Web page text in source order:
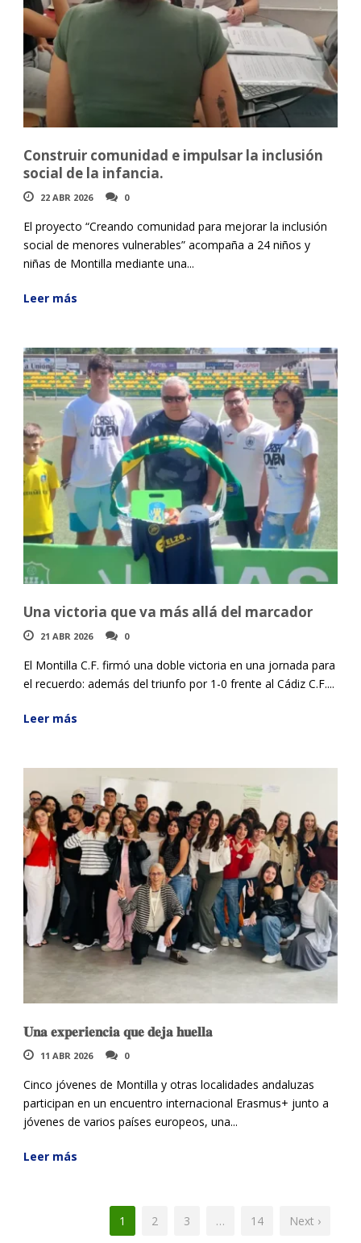
Construir comunidad e impulsar la inclusión
social de la infancia.
22 ABR 2026 0
El proyecto “Creando comunidad para mejorar la inclusión
social de menores vulnerables” acompaña a 24 niños y
niñas de Montilla mediante una...
Leer más
Una victoria que va más allá del marcador
21 ABR 2026 0
El Montilla C.F. firmó una doble victoria en una jornada para
el recuerdo: además del triunfo por 1-0 frente al Cádiz C.F....
Leer más
𝐔𝐧𝐚 𝐞𝐱𝐩𝐞𝐫𝐢𝐞𝐧𝐜𝐢𝐚 𝐪𝐮𝐞 𝐝𝐞𝐣𝐚 𝐡𝐮𝐞𝐥𝐥𝐚
11 ABR 2026 0
Cinco jóvenes de Montilla y otras localidades andaluzas
participan en un encuentro internacional Erasmus+ junto a
jóvenes de varios países europeos, una...
Leer más
1 2 3 … 14 Next ›